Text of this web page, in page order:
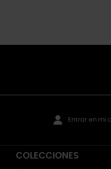
Entrar en mi
COLECCIONES